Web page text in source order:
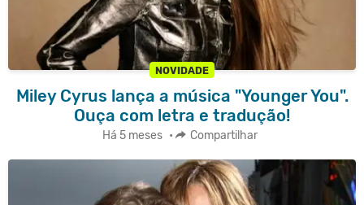
NOVIDADE
Miley Cyrus lança a música "Younger You".
Ouça com letra e tradução!
Há 5 meses • Compartilhar